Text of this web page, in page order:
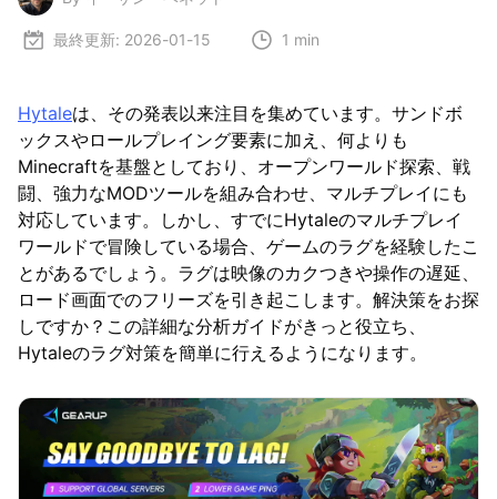
最終更新: 2026-01-15 1 min
Hytaleは、その発表以来注目を集めています。サンドボ
ックスやロールプレイング要素に加え、何よりも
Minecraftを基盤としており、オープンワールド探索、戦
闘、強力なMODツールを組み合わせ、マルチプレイにも
対応しています。しかし、すでにHytaleのマルチプレイ
ワールドで冒険している場合、ゲームのラグを経験したこ
とがあるでしょう。ラグは映像のカクつきや操作の遅延、
ロード画面でのフリーズを引き起こします。解決策をお探
しですか？この詳細な分析ガイドがきっと役立ち、
Hytaleのラグ対策を簡単に行えるようになります。